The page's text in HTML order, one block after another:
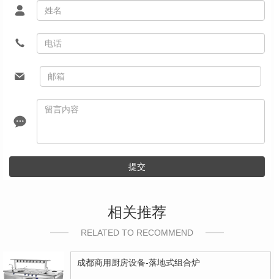
提交
相关推荐
RELATED TO RECOMMEND
成都商用厨房设备-落地式组合炉